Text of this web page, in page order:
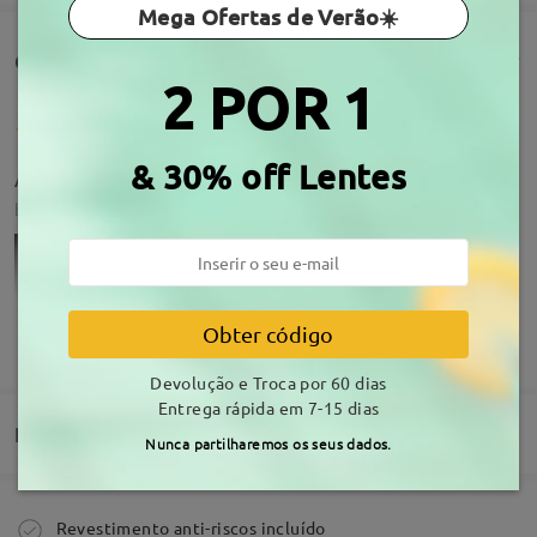
Comentários de clientes(105)
Adorei imenso, sao confortaveis e resistentes
by
MOSTRAR MAIS
Entrega
Comprar
Revestimento anti-riscos incluído
Mega Ofertas de Verão☀️
2 POR 1
& 30% off Lentes
Obter código
Devolução e Troca por 60 dias
Entrega rápida em 7-15 dias
Nunca partilharemos os seus dados.